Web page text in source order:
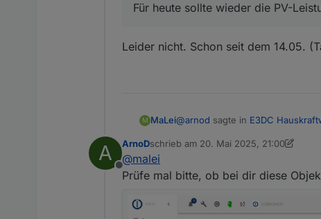
Für heute sollte wieder die PV-
Leider nicht. Schon seit dem 14.05.
M MaLei@arnod sagte in E3DC
Das wird vom Script erledigt.
Für heute sollte wieder die
Leider nicht. Schon seit dem
A
Offline
ArnoDschrieb am 20. Mai 2025, 21:00
zuletzt editiert von ArnoD
@malei
Prüfe mal bitte, ob bei dir diese